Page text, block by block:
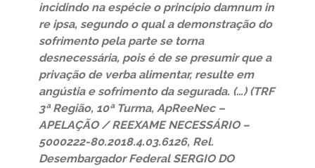
incidindo na espécie o princípio damnum in
re ipsa, segundo o qual a demonstração do
sofrimento pela parte se torna
desnecessária, pois é de se presumir que a
privação de verba alimentar, resulte em
angústia e sofrimento da segurada. (…) (TRF
3ª Região, 10ª Turma, ApReeNec –
APELAÇÃO / REEXAME NECESSÁRIO –
5000222-80.2018.4.03.6126, Rel.
Desembargador Federal SERGIO DO